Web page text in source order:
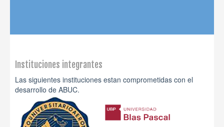
Instituciones integrantes
Las siguientes instituciones estan comprometidas con el
desarrollo de ABUC.